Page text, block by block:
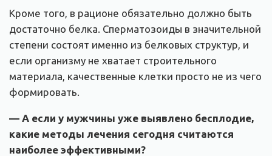
Кроме того, в рационе обязательно должно быть
достаточно белка. Сперматозоиды в значительной
степени состоят именно из белковых структур, и
если организму не хватает строительного
материала, качественные клетки просто не из чего
формировать.
— А если у мужчины уже выявлено бесплодие,
какие методы лечения сегодня считаются
наиболее эффективными?